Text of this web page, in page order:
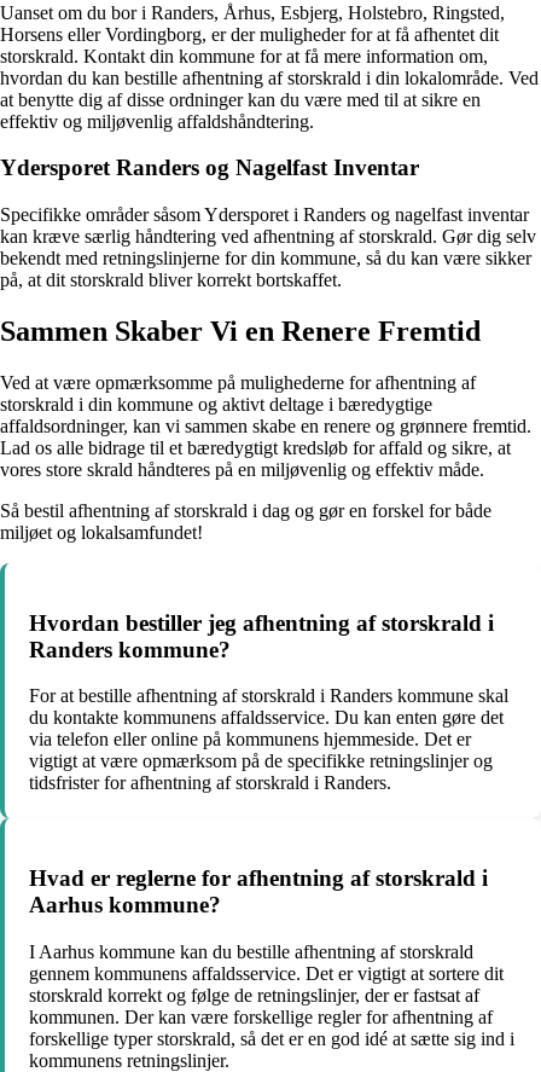
Uanset om du bor i Randers, Århus, Esbjerg, Holstebro, Ringsted,
Horsens eller Vordingborg, er der muligheder for at få afhentet dit
storskrald. Kontakt din kommune for at få mere information om,
hvordan du kan bestille afhentning af storskrald i din lokalområde. Ved
at benytte dig af disse ordninger kan du være med til at sikre en
effektiv og miljøvenlig affaldshåndtering.
Ydersporet Randers og Nagelfast Inventar
Specifikke områder såsom Ydersporet i Randers og nagelfast inventar
kan kræve særlig håndtering ved afhentning af storskrald. Gør dig selv
bekendt med retningslinjerne for din kommune, så du kan være sikker
på, at dit storskrald bliver korrekt bortskaffet.
Sammen Skaber Vi en Renere Fremtid
Ved at være opmærksomme på mulighederne for afhentning af
storskrald i din kommune og aktivt deltage i bæredygtige
affaldsordninger, kan vi sammen skabe en renere og grønnere fremtid.
Lad os alle bidrage til et bæredygtigt kredsløb for affald og sikre, at
vores store skrald håndteres på en miljøvenlig og effektiv måde.
Så bestil afhentning af storskrald i dag og gør en forskel for både
miljøet og lokalsamfundet!
Hvordan bestiller jeg afhentning af storskrald i
Randers kommune?
For at bestille afhentning af storskrald i Randers kommune skal
du kontakte kommunens affaldsservice. Du kan enten gøre det
via telefon eller online på kommunens hjemmeside. Det er
vigtigt at være opmærksom på de specifikke retningslinjer og
tidsfrister for afhentning af storskrald i Randers.
Hvad er reglerne for afhentning af storskrald i
Aarhus kommune?
I Aarhus kommune kan du bestille afhentning af storskrald
gennem kommunens affaldsservice. Det er vigtigt at sortere dit
storskrald korrekt og følge de retningslinjer, der er fastsat af
kommunen. Der kan være forskellige regler for afhentning af
forskellige typer storskrald, så det er en god idé at sætte sig ind i
kommunens retningslinjer.